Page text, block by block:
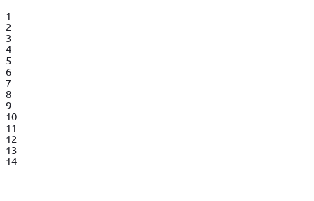
1
2
3
4
5
6
7
8
9
10
11
12
13
14